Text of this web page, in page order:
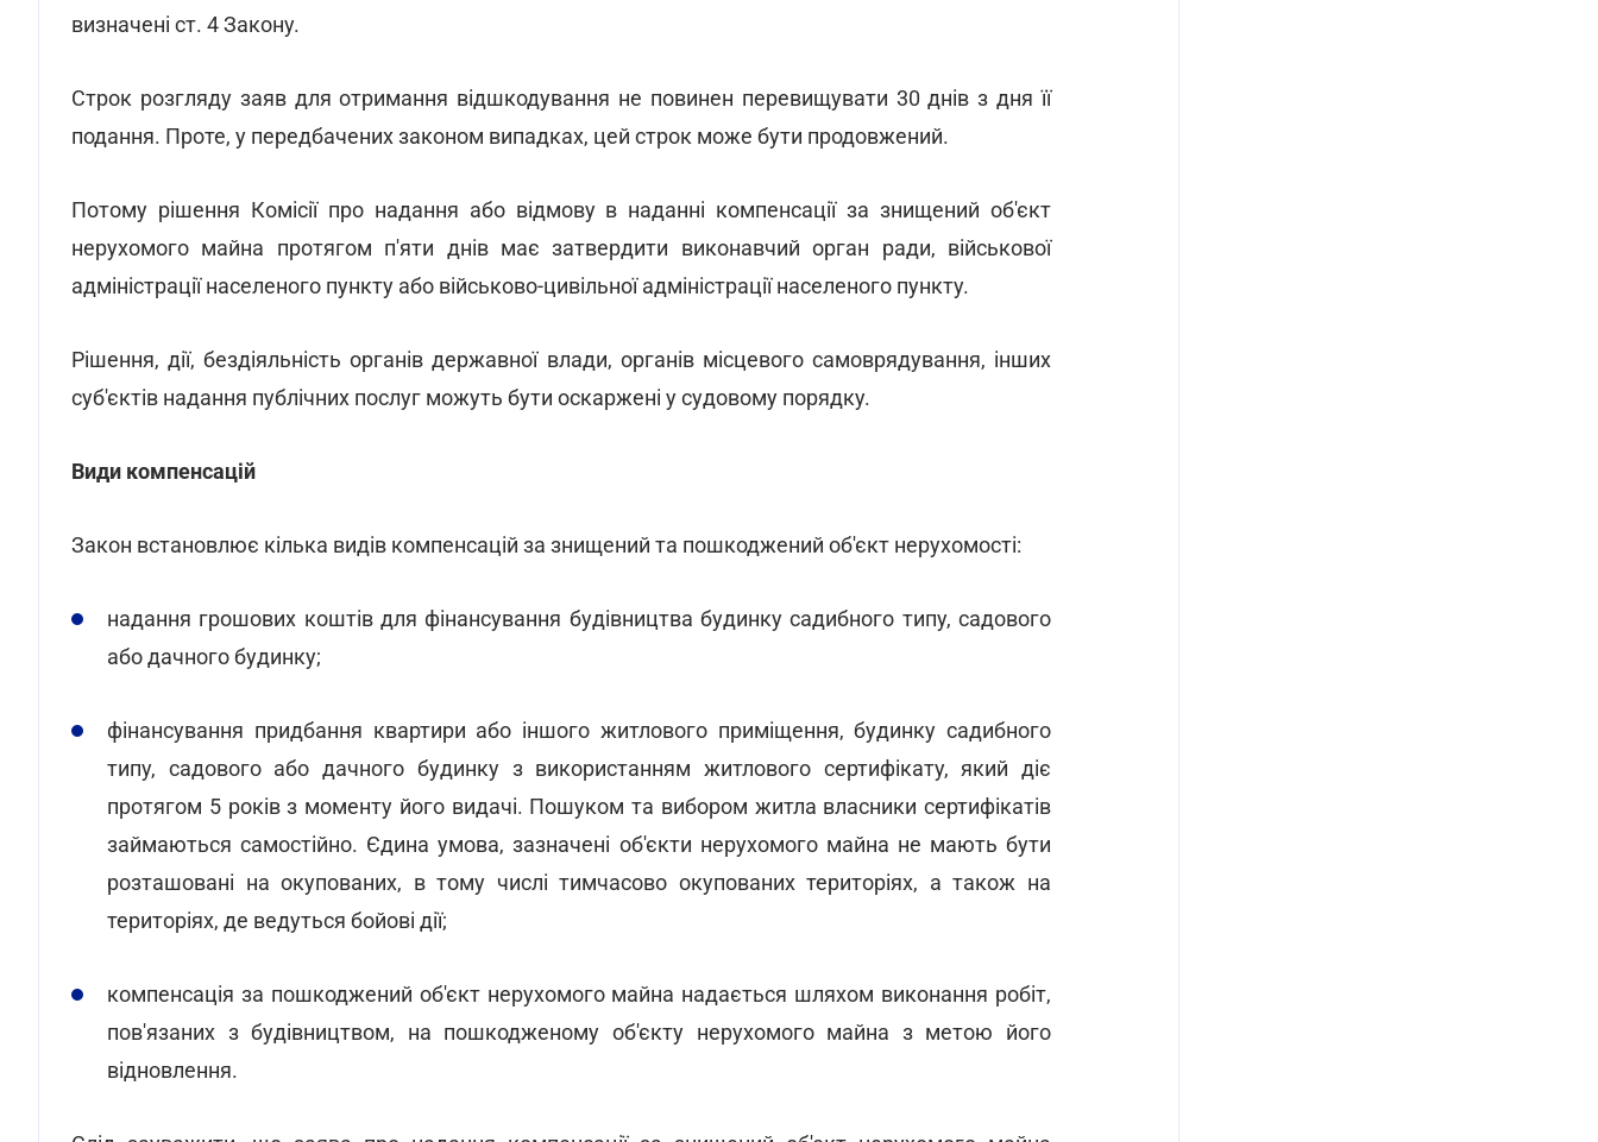
визначені ст. 4 Закону.
Строк розгляду заяв для отримання відшкодування не повинен перевищувати 30 днів з дня її
подання. Проте, у передбачених законом випадках, цей строк може бути продовжений.
Потому рішення Комісії про надання або відмову в наданні компенсації за знищений об'єкт
нерухомого майна протягом п'яти днів має затвердити виконавчий орган ради, військової
адміністрації населеного пункту або військово-цивільної адміністрації населеного пункту.
Рішення, дії, бездіяльність органів державної влади, органів місцевого самоврядування, інших
суб'єктів надання публічних послуг можуть бути оскаржені у судовому порядку.
Види компенсацій
Закон встановлює кілька видів компенсацій за знищений та пошкоджений об'єкт нерухомості:
надання грошових коштів для фінансування будівництва будинку садибного типу, садового
або дачного будинку;
фінансування придбання квартири або іншого житлового приміщення, будинку садибного
типу, садового або дачного будинку з використанням житлового сертифікату, який діє
протягом 5 років з моменту його видачі. Пошуком та вибором житла власники сертифікатів
займаються самостійно. Єдина умова, зазначені об'єкти нерухомого майна не мають бути
розташовані на окупованих, в тому числі тимчасово окупованих територіях, а також на
територіях, де ведуться бойові дії;
компенсація за пошкоджений об'єкт нерухомого майна надається шляхом виконання робіт,
пов'язаних з будівництвом, на пошкодженому об'єкту нерухомого майна з метою його
відновлення.